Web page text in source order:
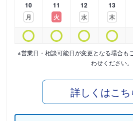
10
月
11
火
12
水
13
木
※営業日・相談可能日が変更となる場合も
わせください。
詳しくはこち